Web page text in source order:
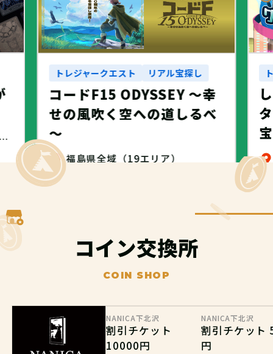
・NANICA -NAGOYA-
トレジャークエスト リアル宝探し
コードF15 ODYSSEY ～幸
せの風吹く空への道しるべ
～
福島県全域（19エリア）
宝
コイン交換所
COIN SHOP
NANICA下北沢
割引チケット
10000円
NANICA下北沢
割引チケット
円